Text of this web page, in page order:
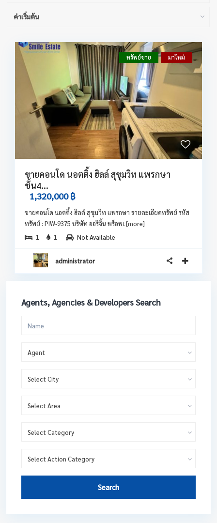
ค่าเริ่มต้น
ทรัพย์ขาย มาใหม่
ขายคอนโด นอตติ้ง ฮิลล์ สุขุมวิท แพรกษา
ชั้น4...
1,320,000 ฿
ขายคอนโด นอตติ้ง ฮิลล์ สุขุมวิท แพรกษา รายละเอียดทรัพย์ รหัส
ทรัพย์ : PIW-9375 บริษัท ออริจิ้น พร็อพเ[more]
1
1 Not Available
administrator
Agents, Agencies & Developers Search
Agent
Select City
Select Area
Select Category
Select Action Category
Search